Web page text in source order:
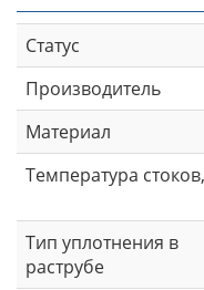
Статус
Производитель
Материал
Температура
Тип уплотнения в
раструбе